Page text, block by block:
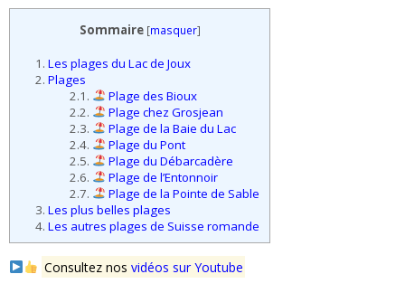
Sommaire [masquer]
1. Les plages du Lac de Joux
2. Plages
2.1.
Plage des Bioux
2.2.
Plage chez Grosjean
2.3.
Plage de la Baie du Lac
2.4.
Plage du Pont
2.5.
Plage du Débarcadère
2.6.
Plage de l’Entonnoir
2.7.
Plage de la Pointe de Sable
3. Les plus belles plages
4. Les autres plages de Suisse romande
Consultez nos vidéos sur Youtube